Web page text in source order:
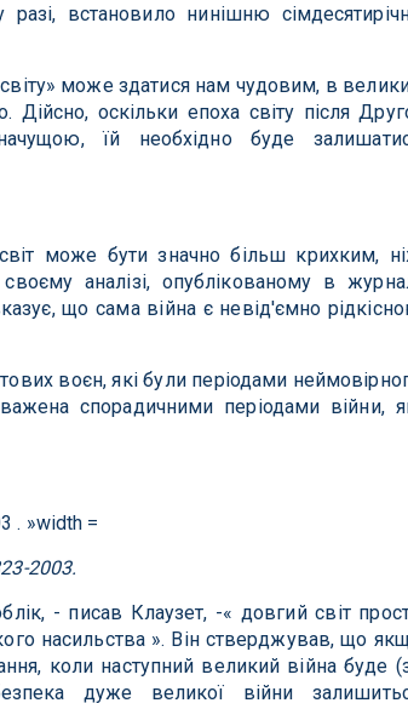
встановило нинішню
може здатися нам чудовим, в
Дійсно, оскільки епоха світу після
їй необхідно буде
може бути значно більш крихким,
аналізі, опублікованому в
що сама війна є невід'ємно
воєн, які були періодами
спорадичними періодами війни,
2003.
- писав Клаузет, -« довгий світ
насильства ». Він стверджував, що
коли наступний великий війна буде
дуже великої війни